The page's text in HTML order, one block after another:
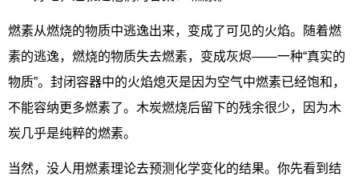
燃素从燃烧的物质中逃逸出来，变成了可见的火焰。随着燃
素的逃逸，燃烧的物质失去燃素，变成灰烬——一种“真实的
物质”。封闭容器中的火焰熄灭是因为空气中燃素已经饱和，
不能容纳更多燃素了。木炭燃烧后留下的残余很少，因为木
炭几乎是纯粹的燃素。
当然，没人用燃素理论去预测化学变化的结果。你先看到结